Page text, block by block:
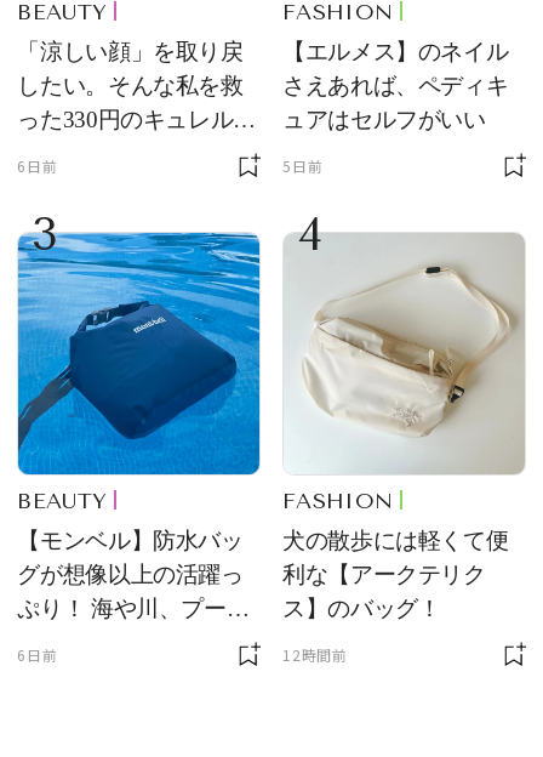
BEAUTY
「涼しい顔」を取り戻
したい。そんな私を救
った330円のキュレル名
6日前
FASHION
【エルメス】のネイル
さえあれば、ペディキ
ュアはセルフがいい
5日前
3
BEAUTY
【モンベル】防水バッ
グが想像以上の活躍っ
ぷり！ 海や川、プール
6日前
4
FASHION
犬の散歩には軽くて便
利な【アークテリク
ス】のバッグ！
12時間前